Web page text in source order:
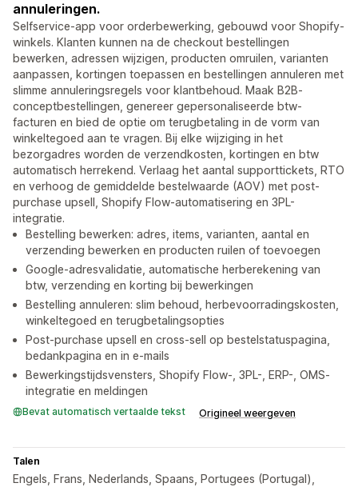
annuleringen.
Selfservice-app voor orderbewerking, gebouwd voor Shopify-
winkels. Klanten kunnen na de checkout bestellingen
bewerken, adressen wijzigen, producten omruilen, varianten
aanpassen, kortingen toepassen en bestellingen annuleren met
slimme annuleringsregels voor klantbehoud. Maak B2B-
conceptbestellingen, genereer gepersonaliseerde btw-
facturen en bied de optie om terugbetaling in de vorm van
winkeltegoed aan te vragen. Bij elke wijziging in het
bezorgadres worden de verzendkosten, kortingen en btw
automatisch herrekend. Verlaag het aantal supporttickets, RTO
en verhoog de gemiddelde bestelwaarde (AOV) met post-
purchase upsell, Shopify Flow-automatisering en 3PL-
integratie.
Bestelling bewerken: adres, items, varianten, aantal en
verzending bewerken en producten ruilen of toevoegen
Google-adresvalidatie, automatische herberekening van
btw, verzending en korting bij bewerkingen
Bestelling annuleren: slim behoud, herbevoorradingskosten,
winkeltegoed en terugbetalingsopties
Post-purchase upsell en cross-sell op bestelstatuspagina,
bedankpagina en in e-mails
Bewerkingstijdsvensters, Shopify Flow-, 3PL-, ERP-, OMS-
integratie en meldingen
Bevat automatisch vertaalde tekst Origineel weergeven
Talen
Engels, Frans, Nederlands, Spaans, Portugees (Portugal),